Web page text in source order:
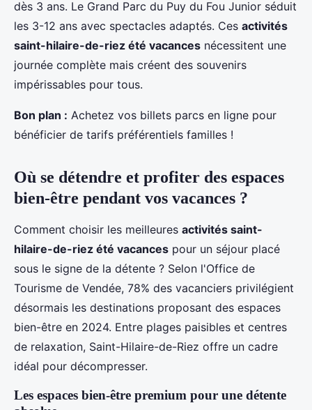
dès 3 ans. Le Grand Parc du Puy du Fou Junior séduit
les 3-12 ans avec spectacles adaptés. Ces activités
saint-hilaire-de-riez été vacances nécessitent une
journée complète mais créent des souvenirs
impérissables pour tous.
Bon plan : Achetez vos billets parcs en ligne pour
bénéficier de tarifs préférentiels familles !
Où se détendre et profiter des espaces
bien-être pendant vos vacances ?
Comment choisir les meilleures activités saint-
hilaire-de-riez été vacances pour un séjour placé
sous le signe de la détente ? Selon l'Office de
Tourisme de Vendée, 78% des vacanciers privilégient
désormais les destinations proposant des espaces
bien-être en 2024. Entre plages paisibles et centres
de relaxation, Saint-Hilaire-de-Riez offre un cadre
idéal pour décompresser.
Les espaces bien-être premium pour une détente